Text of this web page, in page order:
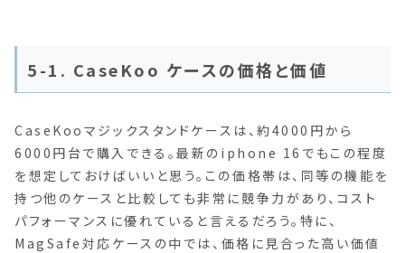
5-1. CaseKoo ケースの価格と価値
CaseKooマジックスタンドケースは、約4000円から
6000円台で購入できる。最新のiphone 16でもこの程度
を想定しておけばいいと思う。この価格帯は、同等の機能を
持つ他のケースと比較しても非常に競争力があり、コスト
パフォーマンスに優れていると言えるだろう。特に、
MagSafe対応ケースの中では、価格に見合った高い価値